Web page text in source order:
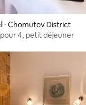
⋅ Chomutov District
4, petit déjeuner